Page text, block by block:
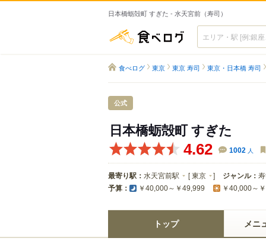
日本橋蛎殻町 すぎた - 水天宮前（寿司）
食べログ
食べログ 東京 東京 寿司 東京・日本橋 寿司
公式
日本橋蛎殻町 すぎた
4.62 1002 人
最寄り駅： 水天宮前駅 [東京 ] ジャンル：
予算： ￥40,000～￥49,999 ￥40,000～
トップ メニ